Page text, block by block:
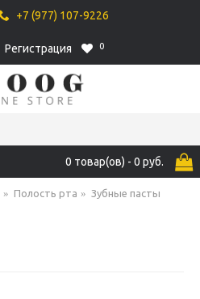
+7 (977) 107-9226
Регистрация 0
0 товар(ов) - 0 руб.
Полость рта
Зубные пасты